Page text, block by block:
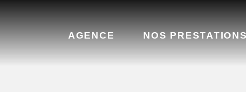
AGENCE NOS PRESTATIONS